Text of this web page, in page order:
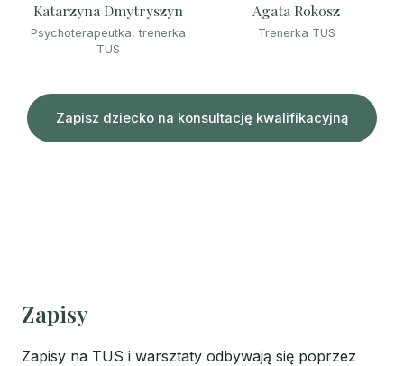
Katarzyna Dmytryszyn
Psychoterapeutka, trenerka
TUS
Agata Rokosz
Trenerka TUS
Zapisz dziecko na konsultację kwalifikacyjną
Zapisy
Zapisy na TUS i warsztaty odbywają się poprzez